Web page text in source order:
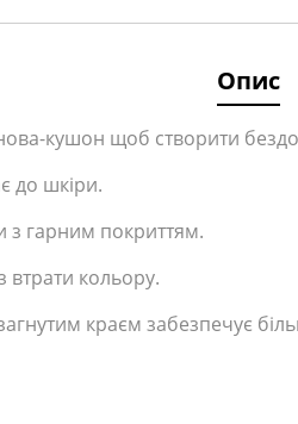
Опис
кушон щоб створити
до шкіри.
з гарним покриттям.
втрати кольору.
краєм забезпечує